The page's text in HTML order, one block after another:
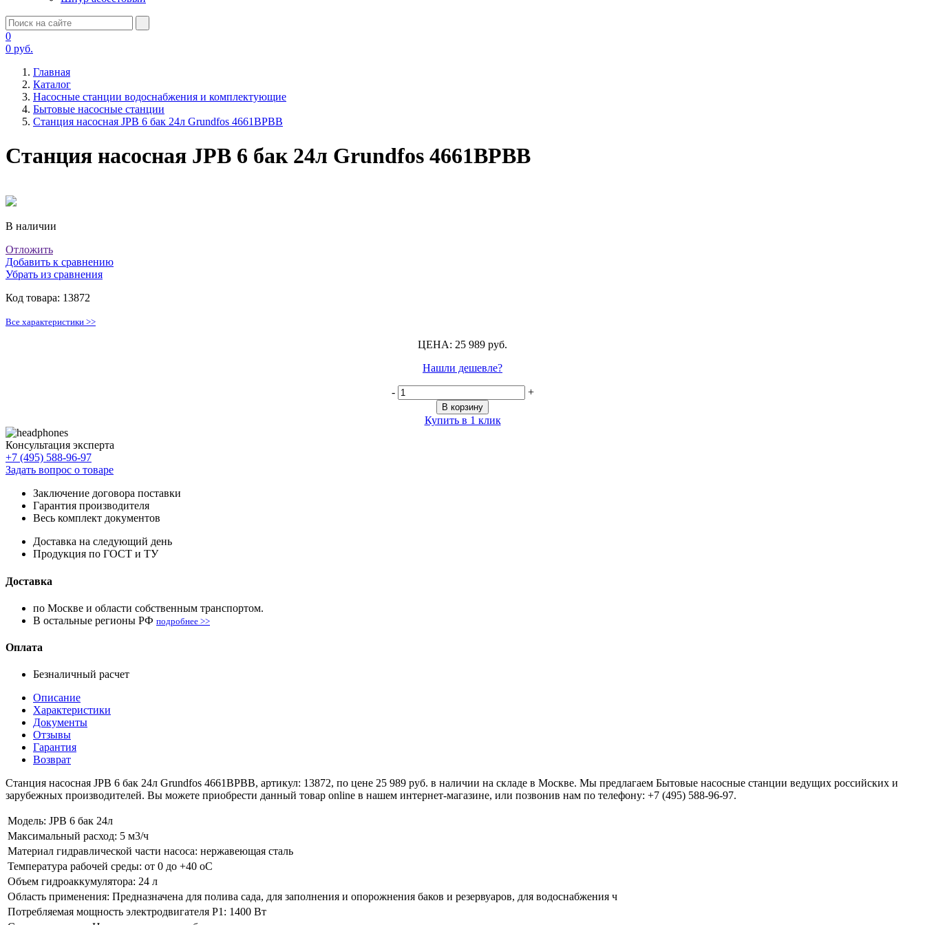
0
0 руб.
Главная
Каталог
Насосные станции водоснабжения и комплектующие
Бытовые насосные станции
Станция насосная JPB 6 бак 24л Grundfos 4661BPBB
Станция насосная JPB 6 бак 24л Grundfos 4661BPBB
В наличии
Отложить
Добавить к сравнению
Убрать из сравнения
Код товара: 13872
Все характеристики >>
ЦЕНА: 25 989 руб.
Нашли дешевле?
- +
В корзину
Купить в 1 клик
Консультация эксперта
+7 (495) 588-96-97
Задать вопрос о товаре
Заключение договора поставки
Гарантия производителя
Весь комплект документов
Доставка на следующий день
Продукция по ГОСТ и ТУ
Доставка
по Москве и области собственным транспортом.
В остальные регионы РФ подробнее >>
Оплата
Безналичный расчет
Описание
Характеристики
Документы
Отзывы
Гарантия
Возврат
Станция насосная JPB 6 бак 24л Grundfos 4661BPBB, артикул: 13872, по цене 25 989 руб. в наличии на складе в Москве. Мы предлагаем Бытовые насосные станции ведущих российских и
зарубежных производителей. Вы можете приобрести данный товар online в нашем интернет-магазине, или позвонив нам по телефону: +7 (495) 588-96-97.
Модель: JPB 6 бак 24л
Максимальный расход: 5 м3/ч
Материал гидравлической части насоса: нержавеющая сталь
Температура рабочей среды: от 0 до +40 oC
Объем гидроаккумулятора: 24 л
Область применения: Предназначена для полива сада, для заполнения и опорожнения баков и резервуаров, для водоснабжения ч
Потребляемая мощность электродвигателя P1: 1400 Вт